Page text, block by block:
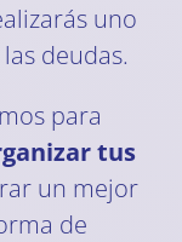
uno
deudas.
para
tus
un mejor
de